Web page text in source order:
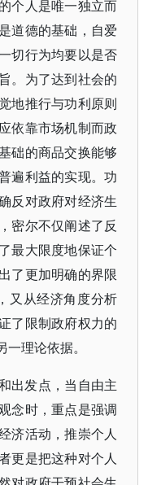
个人是唯一独立而
道德的基础，自爱
切行为均要以是否
。为了达到社会的
地推行与功利原则
依靠市场机制而政
础的商品交换能够
遍利益的实现。功
反对政府对经济生
密尔不仅阐述了反
最大限度地保证个
了更加明确的界限
又从经济角度分析
了限制政府权力的
理论依据。
出发点，当自由主
念时，重点是强调
济活动，推崇个人
更是把这种对个人